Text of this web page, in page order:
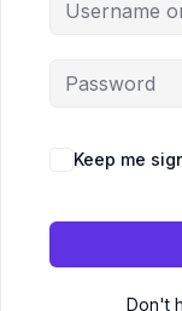
Keep me
Don't